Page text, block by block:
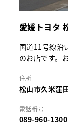
愛媛トヨタ
国道11号線沿
のお店です。
住所
松山市久米窪
電話番号
089-960-1300